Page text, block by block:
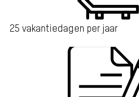
25 vakantiedagen per jaar